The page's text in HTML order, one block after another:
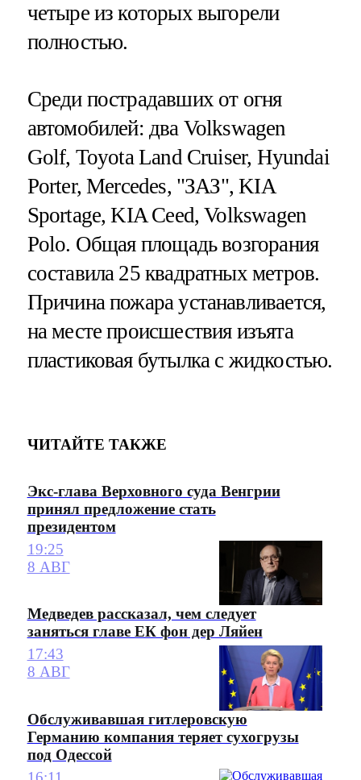
четыре из которых выгорели
полностью.
Среди пострадавших от огня
автомобилей: два Volkswagen
Golf, Toyota Land Cruiser, Hyundai
Porter, Mercedes, "ЗАЗ", KIA
Sportage, KIA Ceed, Volkswagen
Polo. Общая площадь возгорания
составила 25 квадратных метров.
Причина пожара устанавливается,
на месте происшествия изъята
пластиковая бутылка с жидкостью.
ЧИТАЙТЕ ТАКЖЕ
Экс-глава Верховного суда Венгрии
принял предложение стать
президентом
19:25
8 АВГ
Медведев рассказал, чем следует
заняться главе ЕК фон дер Ляйен
17:43
8 АВГ
Обслуживавшая гитлеровскую
Германию компания теряет сухогрузы
под Одессой